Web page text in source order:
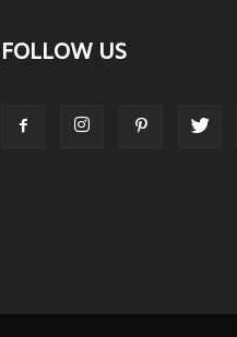
FOLLOW US